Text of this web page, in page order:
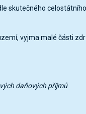
skutečného celostátního
vyjma malé části
daňových příjmů